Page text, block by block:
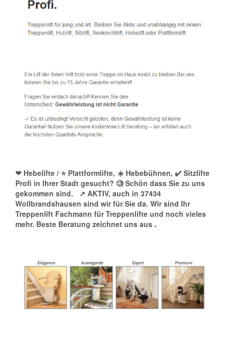
❤ Hebelifte / ⭐ Plattformlifte, ☀️ Hebebühnen, ✔️ Sitzlifte
Profi in Ihrer Stadt gesucht? 🧐 Schön dass Sie zu uns
gekommen sind.
↗️ AKTIV, auch in 37434
Wollbrandshausen sind wir für Sie da. Wir sind Ihr
Treppenlift Fachmann für Treppenlifte und noch vieles
mehr. Beste Beratung zeichnet uns aus .